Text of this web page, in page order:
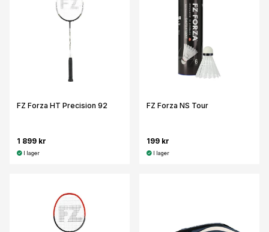
FZ Forza HT Precision 92
1 899 kr
I lager
FZ Forza NS Tour
199 kr
I lager